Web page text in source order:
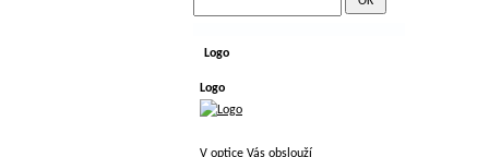
Logo
Logo
V optice Vás obslouží